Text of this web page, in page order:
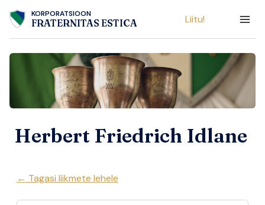
Skip
content
KORPORATSIOON
FRATERNITAS ESTICA Liitu!
Herbert Friedrich Idlane
← Tagasi liikmete lehele